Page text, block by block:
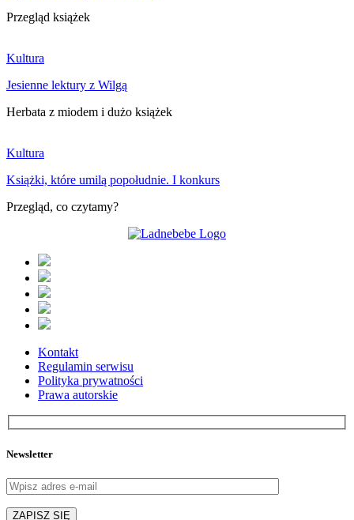
Przegląd książek
Kultura
Jesienne lektury z Wilgą
Herbata z miodem i dużo książek
Kultura
Książki, które umilą popołudnie. I konkurs
Przegląd, co czytamy?
Kontakt
Regulamin serwisu
Polityka prywatności
Prawa autorskie
Newsletter